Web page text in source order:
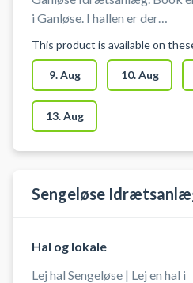
i Ganløse. I hallen er der
volleynet, basketballkurve og
bordtennisborde. Medbring
ketcher og bolde.
This product is available on
9. Aug 10. Aug
13. Aug
Sengeløse
Hal og lokale
Lej hal Sengeløse | Lej en hal i